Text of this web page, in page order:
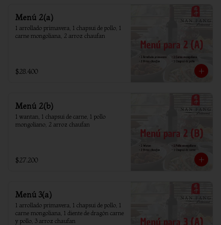
Menú 2(a)
1 arrollado primavera, 1 chapsui de pollo, 1
carne mongoliana, 2 arroz chaufan
$28.400
Menú 2(b)
1 wantan, 1 chapsui de carne, 1 pollo
mongoliano, 2 arroz chaufan
$27.200
Menú 3(a)
1 arrollado primavera, 1 chapsui de pollo, 1
carne mongoliana, 1 diente de dragón carne
y pollo, 3 arroz chaufan